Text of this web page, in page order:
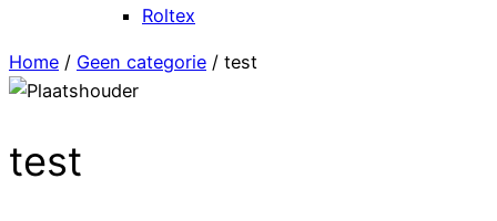
Roltex
Home / Geen categorie / test
test